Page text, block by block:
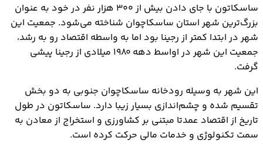
ساسکاتون با جای دادن بیش از ۳۰۰ هزار نفر در خود به عنوان
بزرگ‌ترین شهر استان ساسکاچوان شناخته می‌شود. جمعیت این
شهر در ابتدا کمتر از رجینا بود اما به واسطه اقتصاد رو به رشد،
جمعیت این شهر در اواسط دهه ۱۹۸۰ میلادی از رجینا پیشی
گرفت.
این شهر به وسیله رودخانه ساسکاچوان جنوبی به دو بخش
تقسیم شده و چشم‌اندازی بسیار زیبا دارد. ساسکاتون در طول
تاریخ از اقتصاد عمدتا مبتنی بر کشاورزی و استخراج از معادن به
سمت تکنولوژی و خدمات مالی حرکت کرده است.